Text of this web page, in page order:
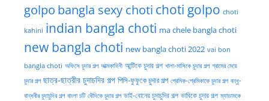
golpo bangla sexy choti choti golpo choti
kahini indian bangla choti ma chele bangla choti
new bangla choti new bangla choti 2022 vai bon
bangla choti অফিসে চুদার গল্প আত্মকাহিনী আন্টিকে চুদার গল্প খালা-মাসিকে চুদার গল্প গ্রামের মেয়ে
চুদার গল্প ছাত্র-ছাত্রীর চুদাচদির গল্প পিসি-ফুফুকে চুদার গল্প প্রেমিক-প্রেমিকাকে চুদার গল্প বন্ধু-
বান্ধবীর চুদাচুদির গল্প বাংলা চটি বৌদিকে চুদার গল্প ভাই-বোনের চুদাচুদির গল্প ভাবিকে চুদার গল্প ম্যাডামকে